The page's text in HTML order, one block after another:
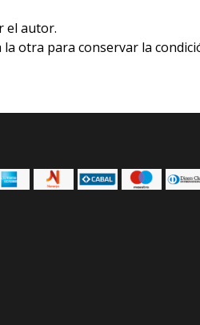
el autor.
otra para conservar la